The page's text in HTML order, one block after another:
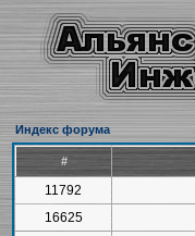
Индекс форума
#
11792
16625